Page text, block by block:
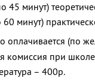
45 минут)
60 минут)
оплачивается (по
комиссия при
– 400р.